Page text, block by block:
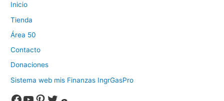
Inicio
Tienda
Área 50
Contacto
Donaciones
Sistema web mis Finanzas IngrGasPro